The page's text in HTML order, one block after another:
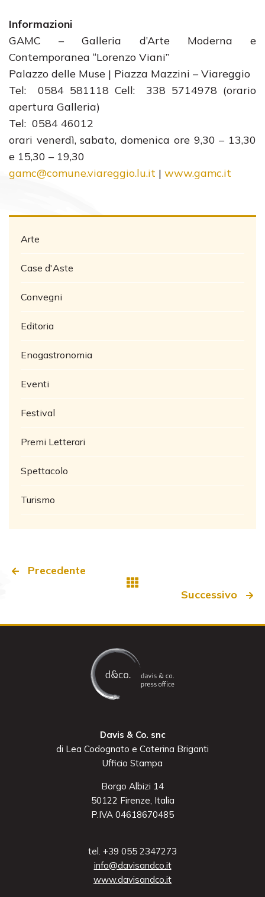
Informazioni
GAMC – Galleria d’Arte Moderna e
Contemporanea “Lorenzo Viani”
Palazzo delle Muse | Piazza Mazzini – Viareggio
Tel: 0584 581118 Cell: 338 5714978 (orario
apertura Galleria)
Tel: 0584 46012
orari venerdì, sabato, domenica ore 9,30 – 13,30
e 15,30 – 19,30
gamc@comune.viareggio.lu.it | www.gamc.it
Arte
Case d'Aste
Convegni
Editoria
Enogastronomia
Eventi
Festival
Premi Letterari
Spettacolo
Turismo
Precedente
Successivo
Davis & Co. snc
di Lea Codognato e Caterina Briganti
Ufficio Stampa
Borgo Albizi 14
50122 Firenze, Italia
P.IVA 04618670485
tel. +39 055 2347273
info@davisandco.it
www.davisandco.it